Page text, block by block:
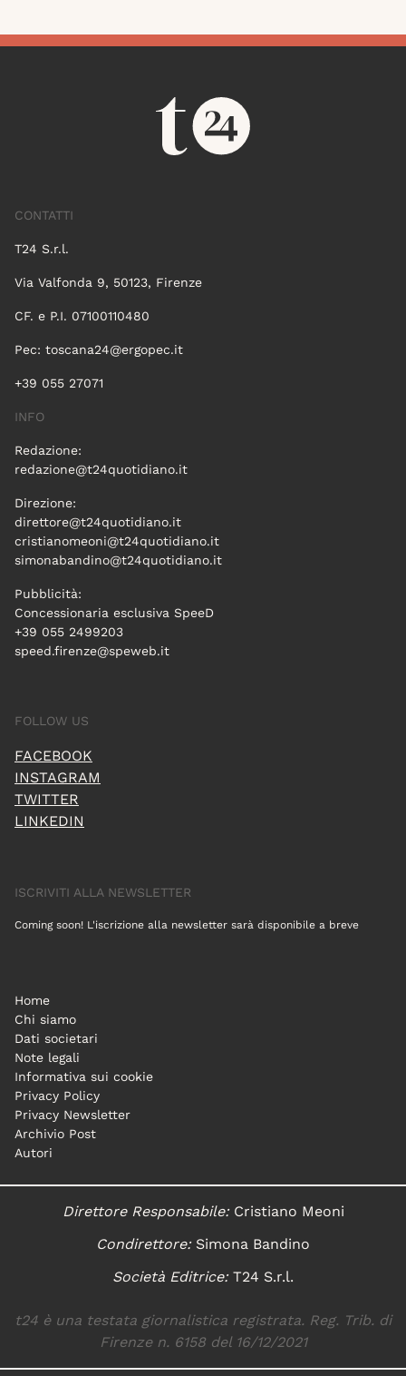
CONTATTI
T24 S.r.l.
Via Valfonda 9, 50123, Firenze
CF. e P.I. 07100110480
Pec: toscana24@ergopec.it
+39 055 27071
INFO
Redazione:
redazione@t24quotidiano.it
Direzione:
direttore@t24quotidiano.it
cristianomeoni@t24quotidiano.it
simonabandino@t24quotidiano.it
Pubblicità:
Concessionaria esclusiva SpeeD
+39 055 2499203
speed.firenze@speweb.it
FOLLOW US
FACEBOOK
INSTAGRAM
TWITTER
LINKEDIN
ISCRIVITI ALLA NEWSLETTER
Coming soon! L'iscrizione alla newsletter sarà disponibile a breve
Home
Chi siamo
Dati societari
Note legali
Informativa sui cookie
Privacy Policy
Privacy Newsletter
Archivio Post
Autori
Direttore Responsabile:Cristiano Meoni
Condirettore:Simona Bandino
Società Editrice:T24 S.r.l.
t24 è una testata giornalistica registrata. Reg. Trib. di
Firenze n. 6158 del 16/12/2021